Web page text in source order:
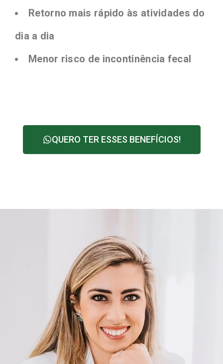
Retorno mais rápido às atividades do
dia a dia
Menor risco de incontinência fecal
QUERO TER ESSES BENEFÍCIOS!